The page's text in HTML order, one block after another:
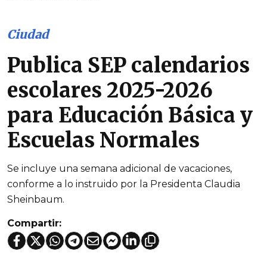
Ciudad
Publica SEP calendarios
escolares 2025-2026
para Educación Básica y
Escuelas Normales
Se incluye una semana adicional de vacaciones,
conforme a lo instruido por la Presidenta Claudia
Sheinbaum.
Compartir: